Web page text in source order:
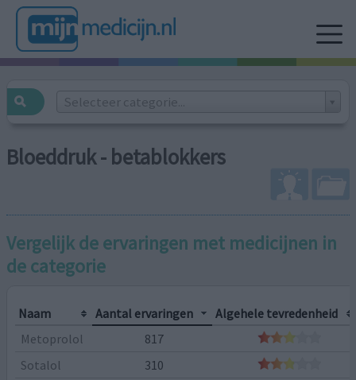
Selecteer categorie...
Bloeddruk - betablokkers
Vergelijk de ervaringen met medicijnen in
de categorie
Naam Aantal ervaringen
Algehele tevredenheid
Metoprolol
817
Sotalol
310